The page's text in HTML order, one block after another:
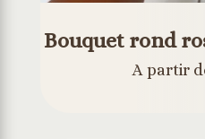
Bouquet rond
A partir